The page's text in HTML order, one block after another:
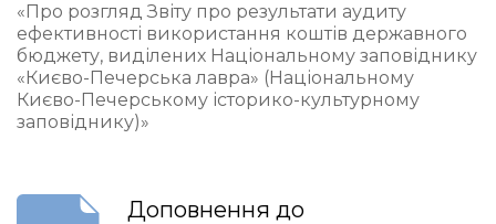
«Про розгляд Звіту про результати аудиту
ефективності використання коштів державного
бюджету, виділених Національному заповіднику
«Києво-Печерська лавра» (Національному
Києво-Печерському історико-культурному
заповіднику)»
Доповнення до